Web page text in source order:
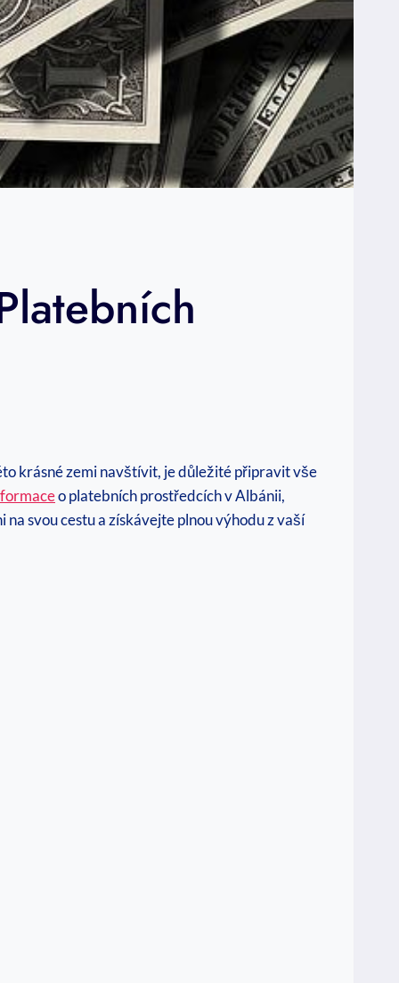
krásné zemi navštívit, je⁤ důležité připravit‌ vše‌
‍o platebních prostředcích v ​Albánii,
​na svou cestu a získávejte plnou výhodu z vaší